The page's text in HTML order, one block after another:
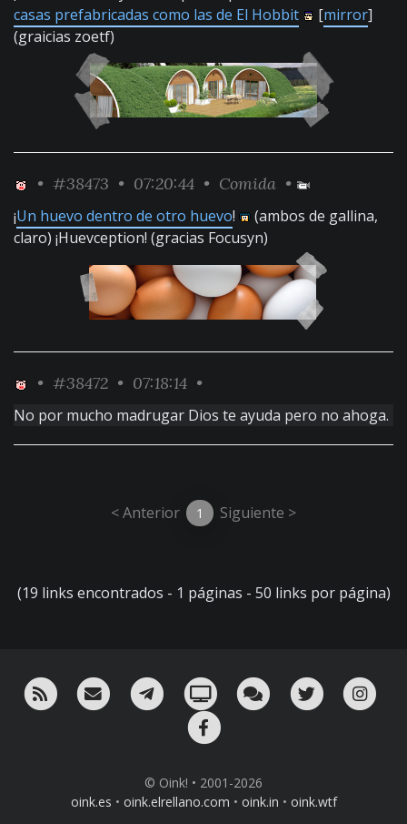
casas prefabricadas como las de El Hobbit
[mirror]
(graicias zoetf)
• #38473 • 07:20:44 • Comida •
¡Un huevo dentro de otro huevo!
(ambos de gallina,
claro) ¡Huevception! (gracias Focusyn)
• #38472 • 07:18:14 •
No por mucho madrugar Dios te ayuda pero no ahoga.
< Anterior 1 Siguiente >
(19 links encontrados - 1 páginas - 50 links por página)
RSS ¡Mándame un email!¡Nuestro canal en Telegram!
Oink! TV Charla con nosotros
Twitter
© Oink! • 2001-2026
oink.es • oink.elrellano.com • oink.in • oink.wtf